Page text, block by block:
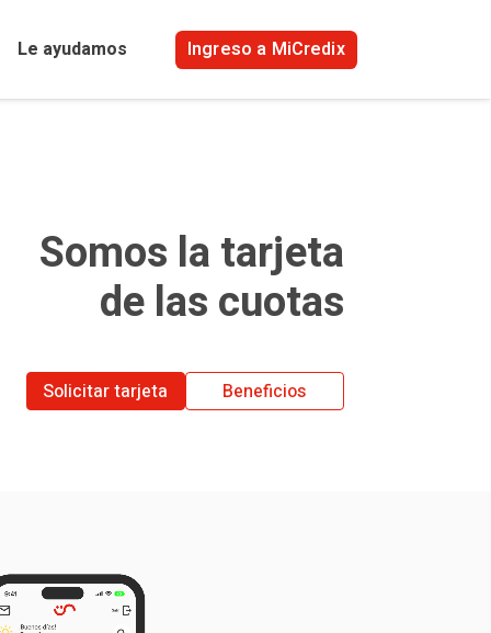
Le ayudamos Ingreso a MiCredix
Somos la tarjeta
de las cuotas
Solicitar tarjeta Beneficios